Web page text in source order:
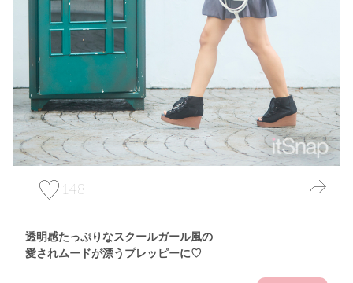
148
透明感たっぷりなスクールガール風の
愛されムードが漂うプレッピーに♡